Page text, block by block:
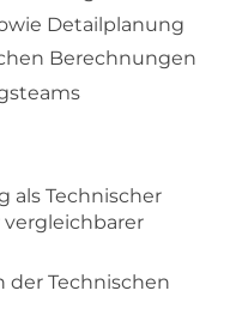
Detailplanung
Berechnungen
als Technischer
der Technischen